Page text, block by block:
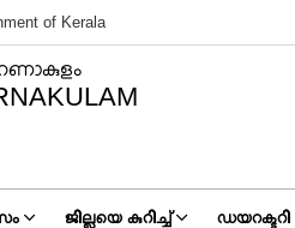
of Kerala
ജില്ലയെ കുറിച്ച് ഡയറക്ടറി